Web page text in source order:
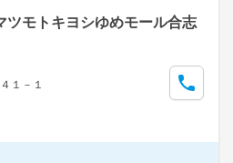
ツモトキヨシゆめモール合志
１－１